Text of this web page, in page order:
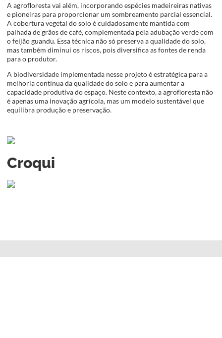
A agrofloresta vai além, incorporando espécies madeireiras nativas
e pioneiras para proporcionar um sombreamento parcial essencial.
A cobertura vegetal do solo é cuidadosamente mantida com
palhada de grãos de café, complementada pela adubação verde com
o feijão guandu. Essa técnica não só preserva a qualidade do solo,
mas também diminui os riscos, pois diversifica as fontes de renda
para o produtor.
A biodiversidade implementada nesse projeto é estratégica para a
melhoria contínua da qualidade do solo e para aumentar a
capacidade produtiva do espaço. Neste contexto, a agrofloresta não
é apenas uma inovação agrícola, mas um modelo sustentável que
equilibra produção e preservação.
Croqui